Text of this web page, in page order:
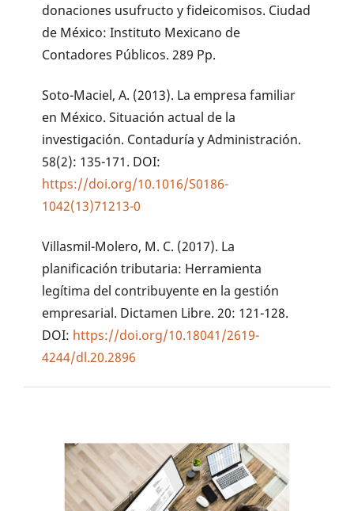
donaciones usufructo y fideicomisos. Ciudad
de México: Instituto Mexicano de
Contadores Públicos. 289 Pp.
Soto-Maciel, A. (2013). La empresa familiar
en México. Situación actual de la
investigación. Contaduría y Administración.
58(2): 135-171. DOI:
https://doi.org/10.1016/S0186-
1042(13)71213-0
Villasmil-Molero, M. C. (2017). La
planificación tributaria: Herramienta
legítima del contribuyente en la gestión
empresarial. Dictamen Libre. 20: 121-128.
DOI: https://doi.org/10.18041/2619-
4244/dl.20.2896